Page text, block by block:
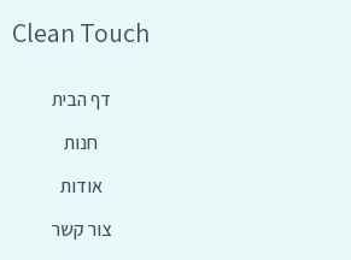
Clean Touch
דף הבית
חנות
אודות
צור קשר